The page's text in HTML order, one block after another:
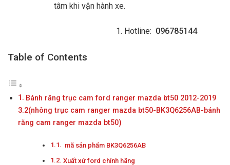
tâm khi vận hành xe.
Hotline: 096785144
Table of Contents
Bánh răng trục cam ford ranger mazda bt50 2012-2019
3.2(nhông trục cam ranger mazda bt50-BK3Q6256AB-bánh
răng cam ranger mazda bt50)
mã sản phẩm BK3Q6256AB
Xuất xứ ford chính hãng